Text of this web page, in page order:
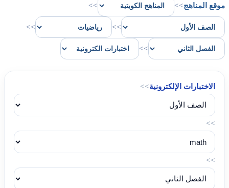
موقع المناهج>>
>>
>>
>>
>>
الاختبارات الإلكترونية>>
>>
>>